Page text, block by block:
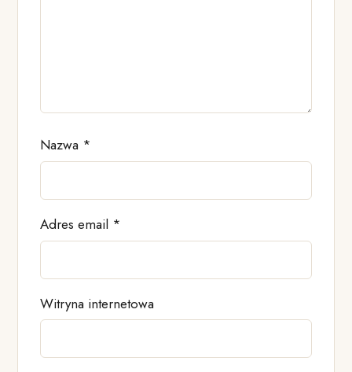
Nazwa *
Adres email *
Witryna internetowa